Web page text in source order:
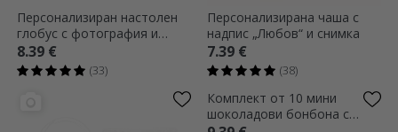
Персонализиран настолен
глобус с фотография и
текст - Декларация на
любовта
8.39 €
(33)
Персонализирана чаша с
надпис „Любов“ и снимка
7.39 €
(38)